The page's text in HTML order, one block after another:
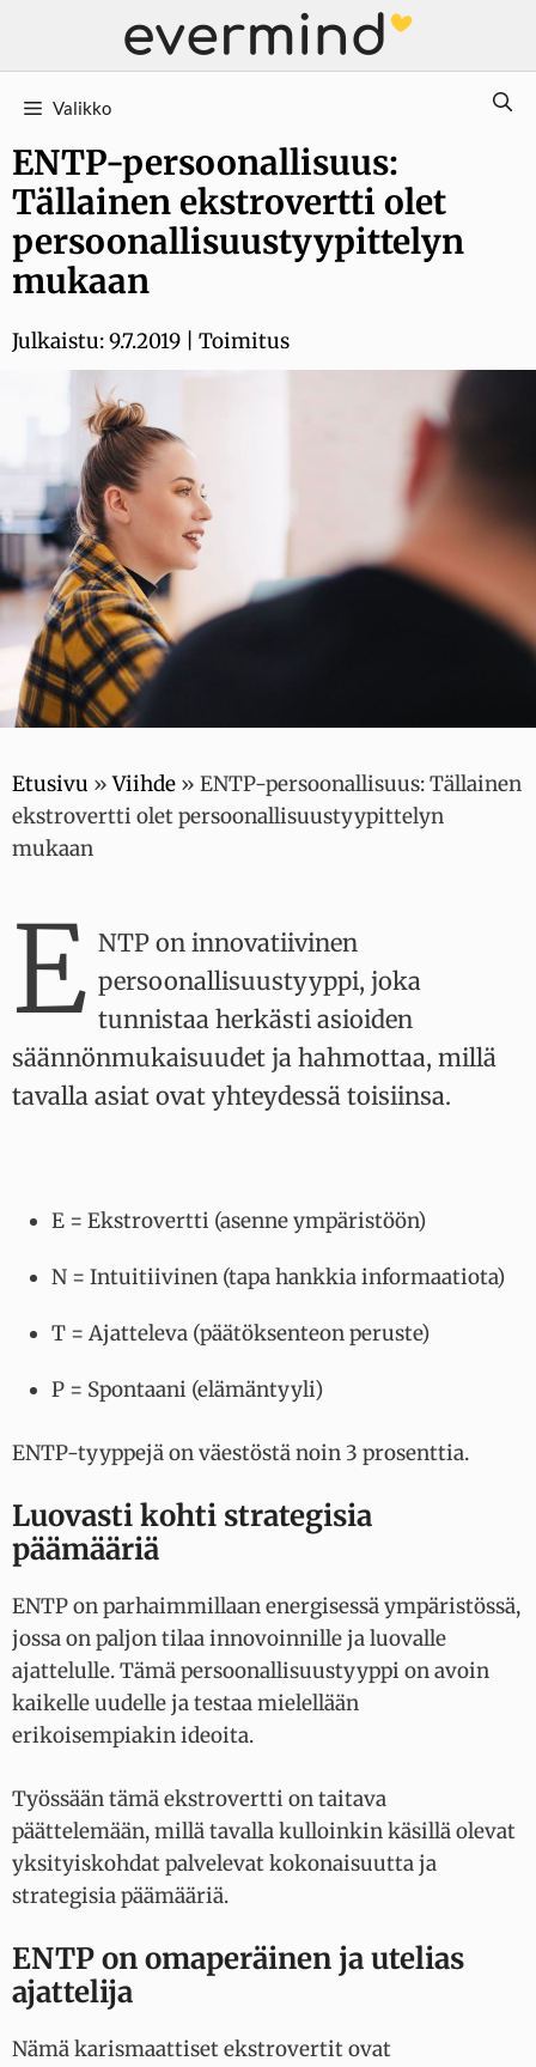
Valikko
ENTP-persoonallisuus:
Tällainen ekstrovertti olet
persoonallisuustyypittelyn
mukaan
Julkaistu:9.7.2019 Toimitus
Etusivu »Viihde » ENTP-persoonallisuus: Tällainen
ekstrovertti olet persoonallisuustyypittelyn
mukaan
E NTP on innovatiivinen
persoonallisuustyyppi, joka
tunnistaa herkästi asioiden
säännönmukaisuudet ja hahmottaa, millä
tavalla asiat ovat yhteydessä toisiinsa.
E = Ekstrovertti (asenne ympäristöön)
N = Intuitiivinen (tapa hankkia informaatiota)
T = Ajatteleva (päätöksenteon peruste)
P = Spontaani (elämäntyyli)
ENTP-tyyppejä on väestöstä noin 3 prosenttia.
Luovasti kohti strategisia
päämääriä
ENTP on parhaimmillaan energisessä ympäristössä,
jossa on paljon tilaa innovoinnille ja luovalle
ajattelulle. Tämä persoonallisuustyyppi on avoin
kaikelle uudelle ja testaa mielellään
erikoisempiakin ideoita.
Työssään tämä ekstrovertti on taitava
päättelemään, millä tavalla kulloinkin käsillä olevat
yksityiskohdat palvelevat kokonaisuutta ja
strategisia päämääriä.
ENTP on omaperäinen ja utelias
ajattelija
Nämä karismaattiset ekstrovertit ovat